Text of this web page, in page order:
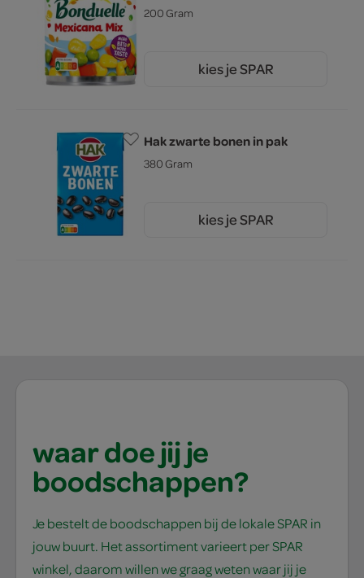
200 Gram
kies je SPAR
Hak zwarte bonen in pak
380 Gram
kies je SPAR
waar doe jij je
boodschappen?
Je bestelt de boodschappen bij de lokale SPAR in
jouw buurt. Het assortiment varieert per SPAR
winkel, daarom willen we graag weten waar jij je